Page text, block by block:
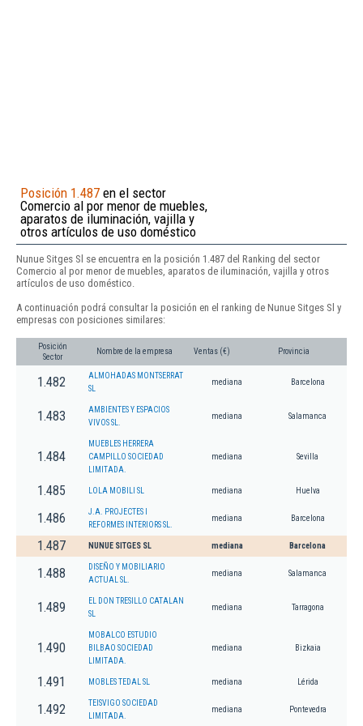
Posición 1.487 en el sector
Comercio al por menor de muebles,
aparatos de iluminación, vajilla y
otros artículos de uso doméstico
Nunue Sitges Sl se encuentra en la posición 1.487 del Ranking del sector
Comercio al por menor de muebles, aparatos de iluminación, vajilla y otros
artículos de uso doméstico.
A continuación podrá consultar la posición en el ranking de Nunue Sitges Sl y
empresas con posiciones similares:
Posición
Sector
Nombre de la empresa Ventas (€) Provincia
1.482
ALMOHADAS MONTSERRAT
SL
mediana Barcelona
1.483
AMBIENTES Y ESPACIOS
VIVOS SL.
mediana Salamanca
1.484
MUEBLES HERRERA
CAMPILLO SOCIEDAD
LIMITADA.
mediana Sevilla
1.485 LOLA MOBILI SL mediana Huelva
1.486
J.A. PROJECTES I
REFORMES INTERIORS SL.
mediana Barcelona
1.487 NUNUE SITGES SL mediana Barcelona
1.488
DISEÑO Y MOBILIARIO
ACTUAL SL.
mediana Salamanca
1.489
EL DON TRESILLO CATALAN
SL
mediana Tarragona
1.490
MOBALCO ESTUDIO
BILBAO SOCIEDAD
LIMITADA.
mediana Bizkaia
1.491 MOBLES TEDAL SL mediana Lérida
1.492
TEISVIGO SOCIEDAD
LIMITADA.
mediana Pontevedra